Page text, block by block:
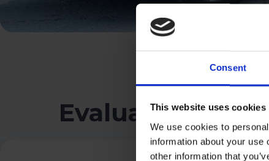
Consent
This website uses cookies
We use cookies to
information about your
other information that
Evaluarea